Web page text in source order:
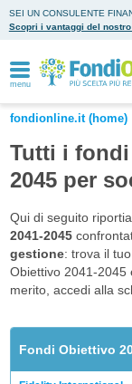
SEI UN CONSULENTE
Scopri i vantaggi del
menu
fondionline.it (home)
Tutti i
2045 per
Qui di seguito
2041-2045
gestione: trova il
Obiettivo 2041-2045
merito, accedi alla
Fondi Obiettivo